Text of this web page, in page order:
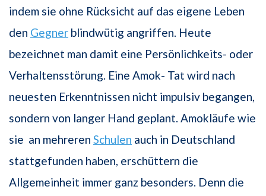
indem sie ohne Rücksicht auf das eigene Leben
den Gegner blindwütig angriffen. Heute
bezeichnet man damit eine Persönlichkeits- oder
Verhaltensstörung. Eine Amok- Tat wird nach
neuesten Erkenntnissen nicht impulsiv begangen,
sondern von langer Hand geplant. Amokläufe wie
sie an mehreren Schulen auch in Deutschland
stattgefunden haben, erschüttern die
Allgemeinheit immer ganz besonders. Denn die